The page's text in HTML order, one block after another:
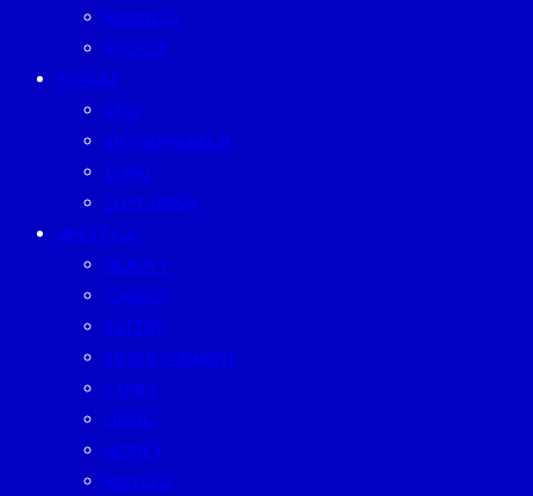
BUSINESS
PEOPLE
FORUM
CEO
ENTREPRENEUR
GURU
SUSTAINISM
LIFESTYLE
BEAUTY
CAREER
EATERY
ENTERTAINMENT
FAMILY
LIVING
MONEY
MUTELU